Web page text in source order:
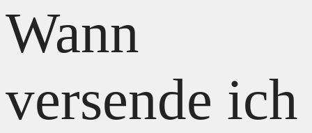
Wann
versende ich